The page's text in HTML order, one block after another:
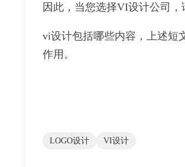
因此，当您选择VI设计公司
vi设计包括哪些内容，上述短
作用。
LOGO设计 VI设计